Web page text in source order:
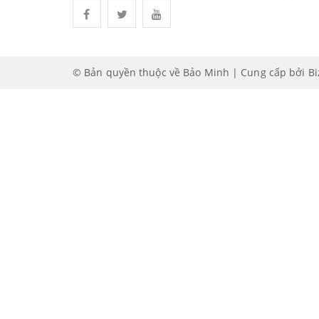
© Bản quyền thuộc về Bảo Minh | Cung cấp bởi